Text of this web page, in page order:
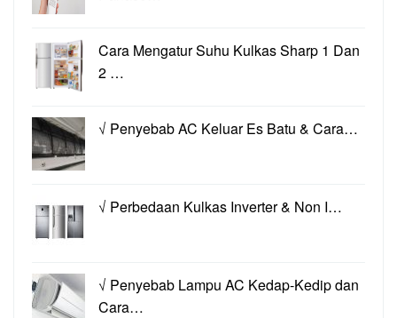
Cara Mengatur Suhu Kulkas Sharp 1 Dan
2 …
√ Penyebab AC Keluar Es Batu & Cara…
√ Perbedaan Kulkas Inverter & Non I…
√ Penyebab Lampu AC Kedap-Kedip dan
Cara…